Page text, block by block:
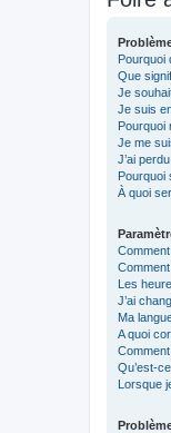
Pourquoi
Que
Je
Je suis
Pourquoi
Je me
J’ai
Pourquoi
À quoi
Les
J’ai
Ma
A quoi
Qu’est-
Lorsque